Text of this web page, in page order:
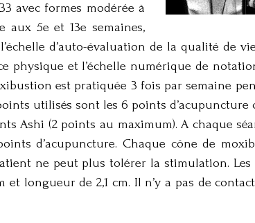
avec formes modérée à
aux 5e et 13e semaines,
d’auto-évaluation de la qualité de
physique et l’échelle numérique de
est pratiquée 3 fois par semaine
utilisés sont les 6 points d’acupuncture
Ashi (2 points au maximum). A chaque
d’acupuncture. Chaque cône de
ne peut plus tolérer la stimulation. Les
longueur de 2,1 cm. Il n’y a pas de